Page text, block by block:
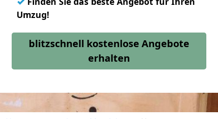
Umzug!
blitzschnell kostenlose Angebote
erhalten